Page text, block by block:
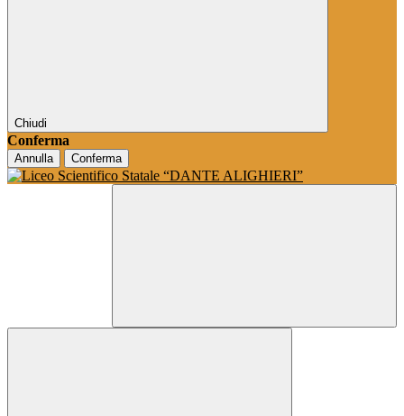
Chiudi
Conferma
Annulla Conferma